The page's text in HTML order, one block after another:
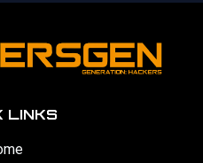
LINKS